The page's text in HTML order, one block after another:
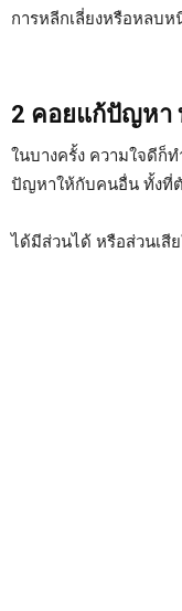
การหลีกเลี่ยงหรือหลบ
2 คอยแก้ปัญหา
ในบางครั้ง ความใจดีก็
ปัญหาให้กับคนอื่น ทั้งที่ตั
ได้มีส่วนได้ หรือส่วนเสีย